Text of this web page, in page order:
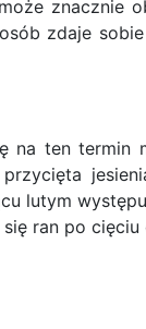
znacznie
zdaje
ten termin
lutym
ran po